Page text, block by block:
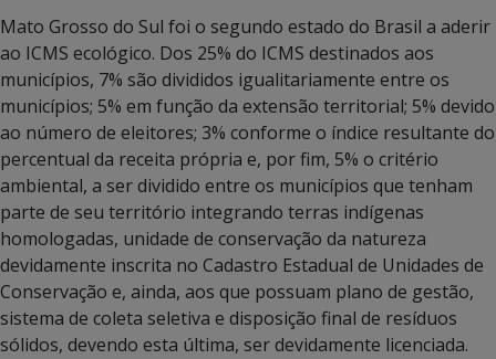
Mato Grosso do Sul foi o segundo estado do Brasil a aderir
ao ICMS ecológico. Dos 25% do ICMS destinados aos
municípios, 7% são divididos igualitariamente entre os
municípios; 5% em função da extensão territorial; 5% devido
ao número de eleitores; 3% conforme o índice resultante do
percentual da receita própria e, por fim, 5% o critério
ambiental, a ser dividido entre os municípios que tenham
parte de seu território integrando terras indígenas
homologadas, unidade de conservação da natureza
devidamente inscrita no Cadastro Estadual de Unidades de
Conservação e, ainda, aos que possuam plano de gestão,
sistema de coleta seletiva e disposição final de resíduos
sólidos, devendo esta última, ser devidamente licenciada.